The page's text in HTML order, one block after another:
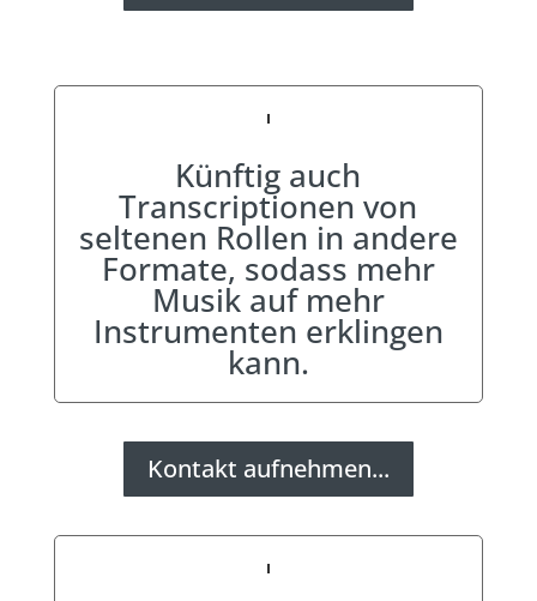
Künftig auch
Transcriptionen von
seltenen Rollen in andere
Formate, sodass mehr
Musik auf mehr
Instrumenten erklingen
kann.
Kontakt aufnehmen...